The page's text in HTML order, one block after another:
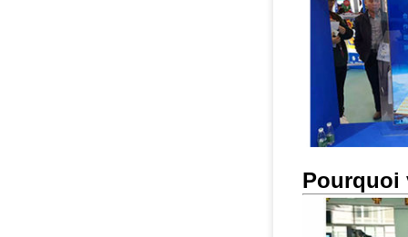
Pourquoi